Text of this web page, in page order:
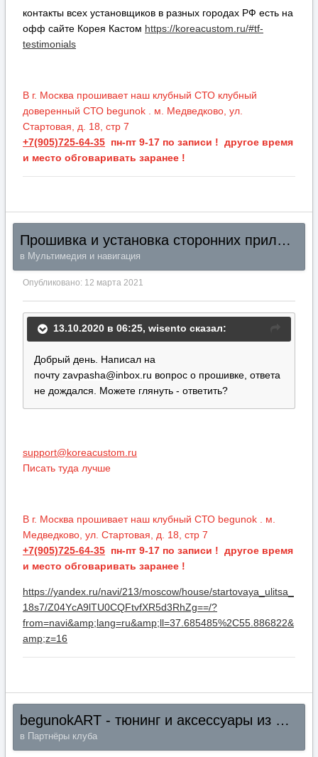
контакты всех установщиков в разных городах РФ есть на
офф сайте Корея Кастом https://koreacustom.ru/#tf-
testimonials
В г. Москва прошивает наш клубный СТО клубный
доверенный СТО begunok . м. Медведково, ул.
Стартовая, д. 18, стр 7
+7(905)725-64-35 пн-пт 9-17 по записи ! другое время
и место обговаривать заранее !
Прошивка и установка сторонних приложений на Штатные Головные Устройства 7` и 8`Hyundai Santa Fe TM 2018+
в Мультимедия и навигация
Опубликовано: 12 марта 2021
13.10.2020 в 06:25, wisento сказал:
Добрый день. Написал на
почту zavpasha@inbox.ru вопрос о прошивке, ответа
не дождался. Можете глянуть - ответить?
support@koreacustom.ru
Писать туда лучше
В г. Москва прошивает наш клубный СТО begunok . м.
Медведково, ул. Стартовая, д. 18, стр 7
+7(905)725-64-35 пн-пт 9-17 по записи ! другое время
и место обговаривать заранее !
https://yandex.ru/navi/213/moscow/house/startovaya_ulitsa_
18s7/Z04YcA9lTU0CQFtvfXR5d3RhZg==/?
from=navi&amp;lang=ru&amp;ll=37.685485%2C55.886822&
amp;z=16
begunokART - тюнинг и аксессуары из Южной Кореи (Все регионы)
в Партнёры клуба